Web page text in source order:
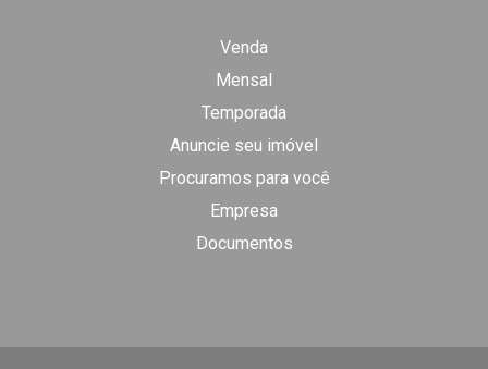
Venda
Mensal
Temporada
Anuncie seu imóvel
Procuramos para você
Empresa
Documentos